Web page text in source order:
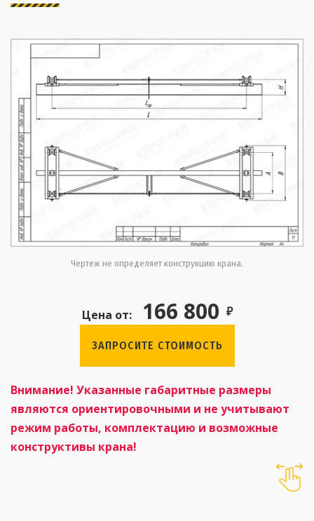
Чертеж не определяет конструкцию крана.
Цена от: 166 800 ₽
ЗАПРОСИТЕ СТОИМОСТЬ
Внимание! Указанные габаритные размеры
являются ориентировочными и не учитывают
режим работы, комплектацию и возможные
конструктивы крана!